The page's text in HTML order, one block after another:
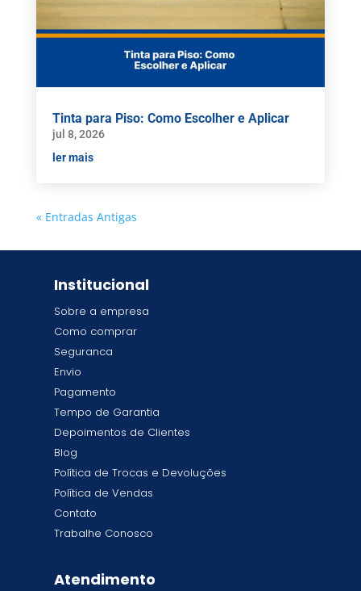
Tinta para Piso: Como Escolher e Aplicar
jul 8, 2026
ler mais
« Entradas Antigas
Institucional
Sobre a empresa
Como comprar
Seguranca
Envio
Pagamento
Tempo de Garantia
Depoimentos de Clientes
Blog
Política de Trocas e Devoluções
Política de Vendas
Contato
Trabalhe Conosco
Atendimento